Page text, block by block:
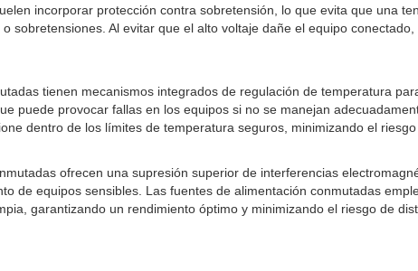
incorporar protección contra sobretensión, lo que evita que una
sobretensiones. Al evitar que el alto voltaje dañe el equipo
tienen mecanismos integrados de regulación de temperatura
puede provocar fallas en los equipos si no se manejan
dentro de los límites de temperatura seguros, minimizando el
ofrecen una supresión superior de interferencias
de equipos sensibles. Las fuentes de alimentación conmutadas
garantizando un rendimiento óptimo y minimizando el riesgo de